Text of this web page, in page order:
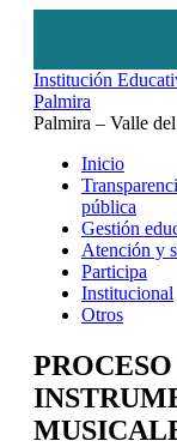
Institución
Palmira
Palmira – Valle
Inicio
pública
Gestión
Atención y
Participa
Institucional
Otros
PROCESO